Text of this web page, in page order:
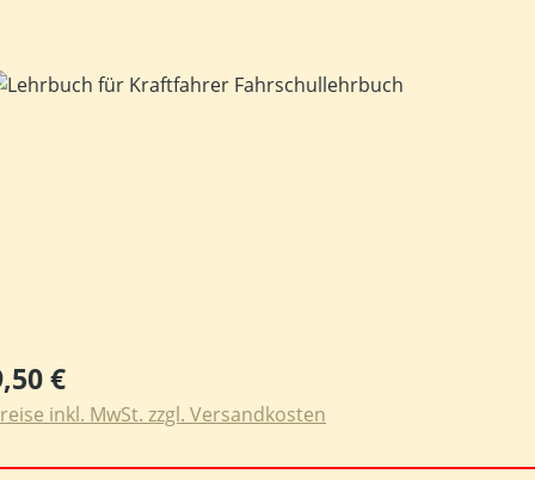
überspringen
Preis:
€
inkl. MwSt. zzgl. Versandkosten